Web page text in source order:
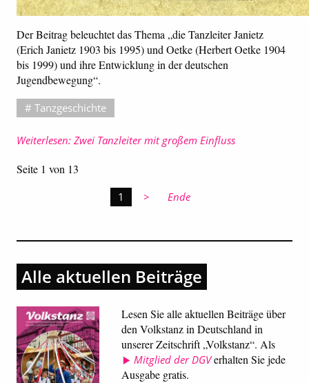
Der Beitrag beleuchtet das Thema „die Tanzleiter Janietz
(Erich Janietz 1903 bis 1995) und Oetke (Herbert Oetke 1904
bis 1999) und ihre Entwicklung in der deutschen
Jugendbewegung“.
Tanzgeschichte
Weiterlesen: Zwei Tanzleiter mit großem Einfluss
Seite 1 von 13
Sie sind auf Seite
1 Ende
Alle aktuellen Beiträge
Lesen Sie alle aktuellen Beiträge über
den Volkstanz in Deutschland in
unserer Zeitschrift „Volkstanz“. Als
Mitglied der DGVerhalten Sie jede
Ausgabe gratis.